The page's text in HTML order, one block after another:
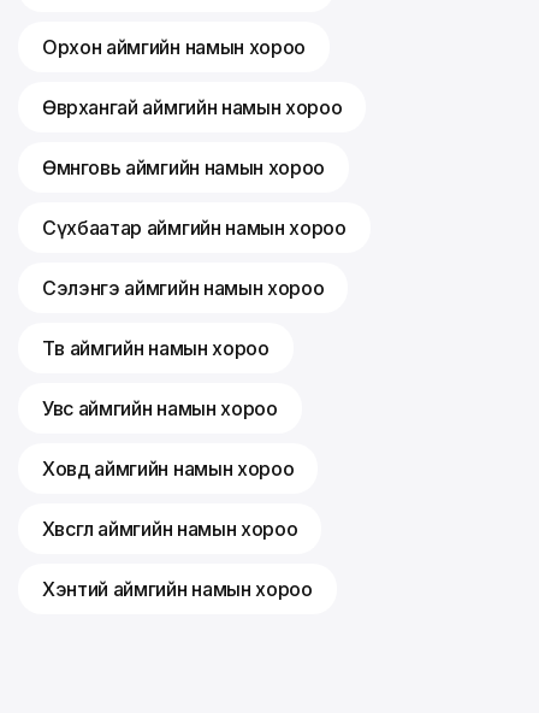
Орхон аймгийн намын хороо
Өвөрхангай аймгийн намын хороо
Өмнөговь аймгийн намын хороо
Сүхбаатар аймгийн намын хороо
Сэлэнгэ аймгийн намын хороо
Төв аймгийн намын хороо
Увс аймгийн намын хороо
Ховд аймгийн намын хороо
Хөвсгөл аймгийн намын хороо
Хэнтий аймгийн намын хороо